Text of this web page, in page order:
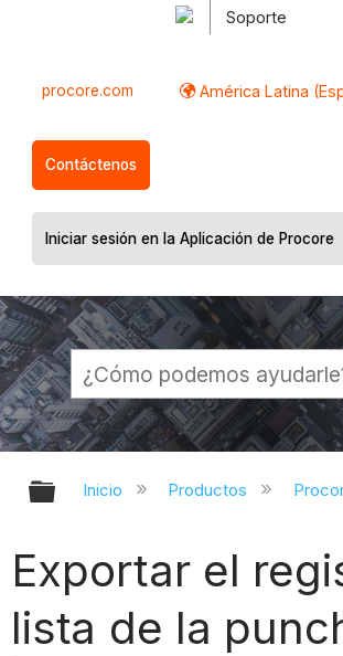
Soporte
procore.com América Latina
Contáctenos
Iniciar sesión en la Aplicación de Procore
Expandir/contraer
Inicio Productos
Exportar el
lista de la